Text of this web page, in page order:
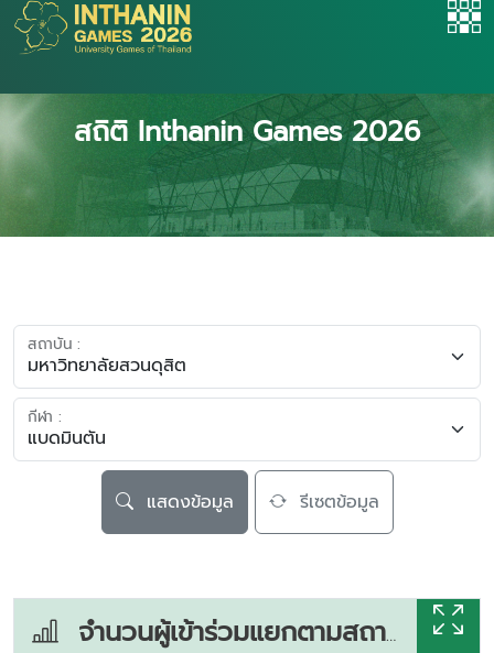
สถิติ Inthanin Games 2026
สถาบัน :
กีฬา :
แสดงข้อมูล รีเซตข้อมูล
จำนวนผู้เข้าร่วมแยกตามสถาบัน